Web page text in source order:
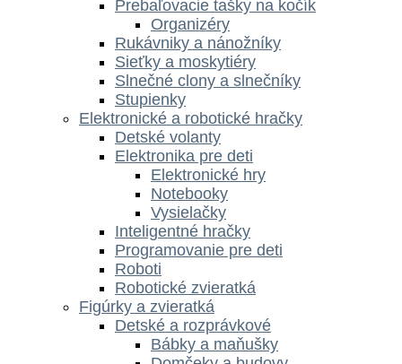
Prebaľovacie tašky na kočík
Organizéry
Rukávniky a nánožníky
Sieťky a moskytiéry
Slnečné clony a slnečníky
Stupienky
Elektronické a robotické hračky
Detské volanty
Elektronika pre deti
Elektronické hry
Notebooky
Vysielačky
Inteligentné hračky
Programovanie pre deti
Roboti
Robotické zvieratká
Figúrky a zvieratká
Detské a rozprávkové
Bábky a maňušky